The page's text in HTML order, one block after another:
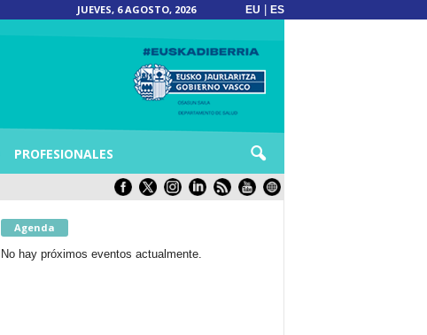
JUEVES, 6 AGOSTO, 2026 EU ES
PROFESIONALES
Agenda
No hay próximos eventos actualmente.